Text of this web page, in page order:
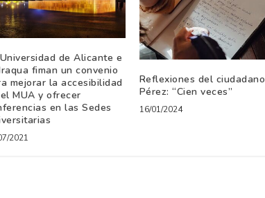
de Alicante e
fiman un convenio
mejorar la accesibilidad
MUA y ofrecer
en las Sedes
2021
Reflexiones del ciudadano
Pérez: “Cien veces”
16/01/2024